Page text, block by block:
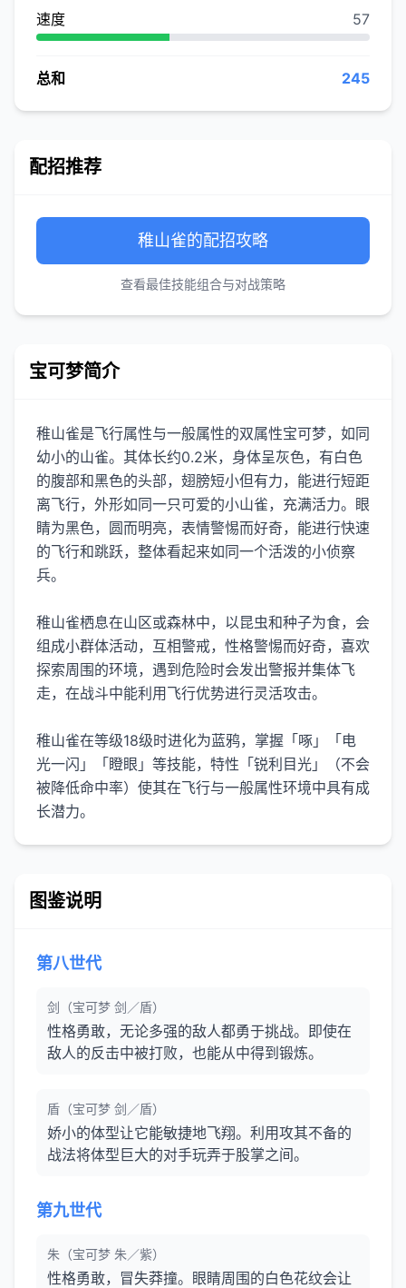
速度 57
总和 245
配招推荐
稚山雀的配招攻略
查看最佳技能组合与对战策略
宝可梦简介
稚山雀是飞行属性与一般属性的双属性宝可梦，如同
幼小的山雀。其体长约0.2米，身体呈灰色，有白色
的腹部和黑色的头部，翅膀短小但有力，能进行短距
离飞行，外形如同一只可爱的小山雀，充满活力。眼
睛为黑色，圆而明亮，表情警惕而好奇，能进行快速
的飞行和跳跃，整体看起来如同一个活泼的小侦察
兵。
稚山雀栖息在山区或森林中，以昆虫和种子为食，会
组成小群体活动，互相警戒，性格警惕而好奇，喜欢
探索周围的环境，遇到危险时会发出警报并集体飞
走，在战斗中能利用飞行优势进行灵活攻击。
稚山雀在等级18级时进化为蓝鸦，掌握「啄」「电
光一闪」「瞪眼」等技能，特性「锐利目光」（不会
被降低命中率）使其在飞行与一般属性环境中具有成
长潜力。
图鉴说明
第八世代
剑（宝可梦 剑／盾）
性格勇敢，无论多强的敌人都勇于挑战。即使在
敌人的反击中被打败，也能从中得到锻炼。
盾（宝可梦 剑／盾）
娇小的体型让它能敏捷地飞翔。利用攻其不备的
战法将体型巨大的对手玩弄于股掌之间。
第九世代
朱（宝可梦 朱／紫）
性格勇敢，冒失莽撞。眼睛周围的白色花纹会让